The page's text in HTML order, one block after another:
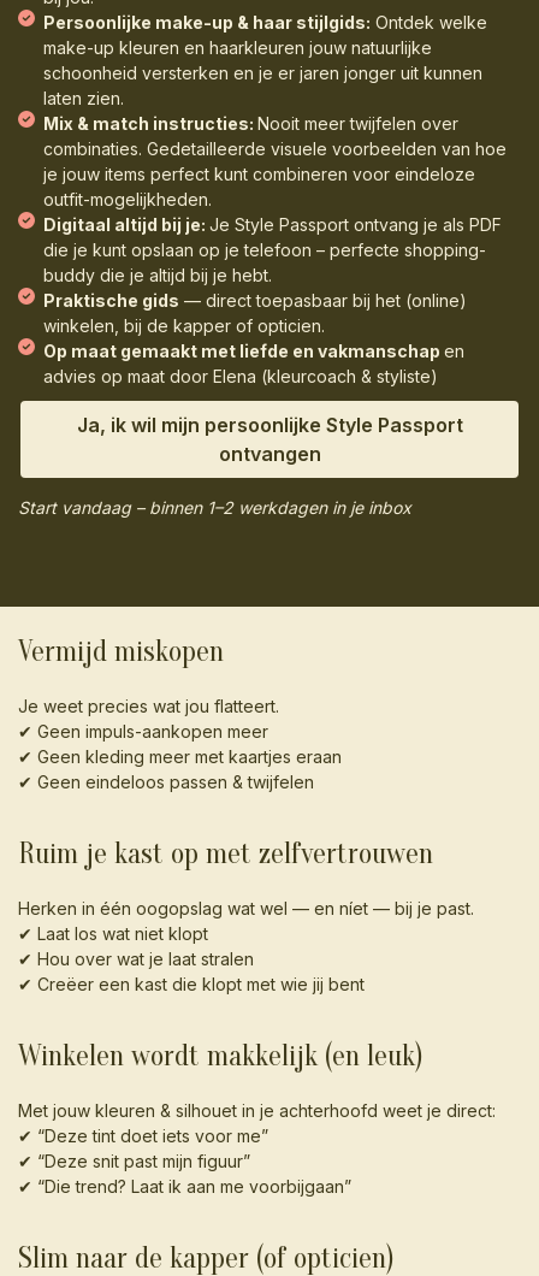
Persoonlijke make-up & haar stijlgids: Ontdek welke
make-up kleuren en haarkleuren jouw natuurlijke
schoonheid versterken en je er jaren jonger uit kunnen
laten zien.
Mix & match instructies: Nooit meer twijfelen over
combinaties. Gedetailleerde visuele voorbeelden van hoe
je jouw items perfect kunt combineren voor eindeloze
outfit-mogelijkheden.
Digitaal altijd bij je: Je Style Passport ontvang je als PDF
die je kunt opslaan op je telefoon – perfecte shopping-
buddy die je altijd bij je hebt.
Praktische gids — direct toepasbaar bij het (online)
winkelen, bij de kapper of opticien.
Op maat gemaakt met liefde en vakmanschap en
advies op maat door Elena (kleurcoach & styliste)
Ja, ik wil mijn persoonlijke Style Passport
ontvangen
Start vandaag – binnen 1–2 werkdagen in je inbox
Vermijd miskopen
Je weet precies wat jou flatteert.
✔ Geen impuls-aankopen meer
✔ Geen kleding meer met kaartjes eraan
✔ Geen eindeloos passen & twijfelen
Ruim je kast op met zelfvertrouwen
Herken in één oogopslag wat wel — en níet — bij je past.
✔ Laat los wat niet klopt
✔ Hou over wat je laat stralen
✔ Creëer een kast die klopt met wie jij bent
Winkelen wordt makkelijk (en leuk)
Met jouw kleuren & silhouet in je achterhoofd weet je direct:
✔ “Deze tint doet iets voor me”
✔ “Deze snit past mijn figuur”
✔ “Die trend? Laat ik aan me voorbijgaan”
Slim naar de kapper (of opticien)